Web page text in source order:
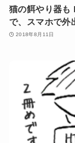
猫の餌やり器も
で、スマホで外
2018年8月11日